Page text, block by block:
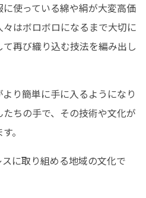
使っている綿や絹が大変高価
はボロボロになるまで大切に
再び織り込む技法を編み出し
り簡単に手に入るようになり
ちの手で、その技術や文化が
。
に取り組める地域の文化で